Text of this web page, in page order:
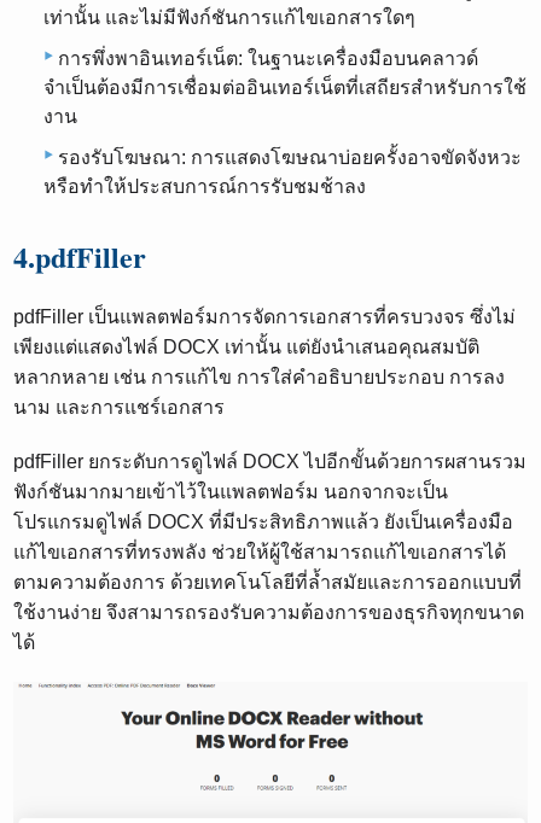
เท่านั้น และไม่มีฟังก์ชันการแก้ไขเอกสารใดๆ
การพึ่งพาอินเทอร์เน็ต: ในฐานะเครื่องมือบนคลาวด์
จำเป็นต้องมีการเชื่อมต่ออินเทอร์เน็ตที่เสถียรสำหรับการใช้
งาน
รองรับโฆษณา: การแสดงโฆษณาบ่อยครั้งอาจขัดจังหวะ
หรือทำให้ประสบการณ์การรับชมช้าลง
4.pdfFiller
pdfFiller เป็นแพลตฟอร์มการจัดการเอกสารที่ครบวงจร ซึ่งไม่
เพียงแต่แสดงไฟล์ DOCX เท่านั้น แต่ยังนำเสนอคุณสมบัติ
หลากหลาย เช่น การแก้ไข การใส่คำอธิบายประกอบ การลง
นาม และการแชร์เอกสาร
pdfFiller ยกระดับการดูไฟล์ DOCX ไปอีกขั้นด้วยการผสานรวม
ฟังก์ชันมากมายเข้าไว้ในแพลตฟอร์ม นอกจากจะเป็น
โปรแกรมดูไฟล์ DOCX ที่มีประสิทธิภาพแล้ว ยังเป็นเครื่องมือ
แก้ไขเอกสารที่ทรงพลัง ช่วยให้ผู้ใช้สามารถแก้ไขเอกสารได้
ตามความต้องการ ด้วยเทคโนโลยีที่ล้ำสมัยและการออกแบบที่
ใช้งานง่าย จึงสามารถรองรับความต้องการของธุรกิจทุกขนาด
ได้